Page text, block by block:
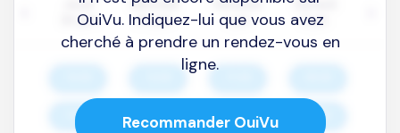
OuiVu. Indiquez-lui que vous avez
cherché à prendre un rendez-vous en
ligne.
Recommander OuiVu